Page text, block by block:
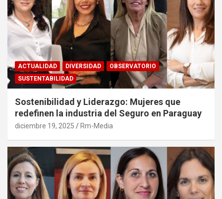
ACTUALIDAD DIVERSIDAD
OBSERVATORIO
SUSTENTABILIDAD
Sostenibilidad y Liderazgo: Mujeres que
redefinen la industria del Seguro en Paraguay
diciembre 19, 2025 Rm-Media